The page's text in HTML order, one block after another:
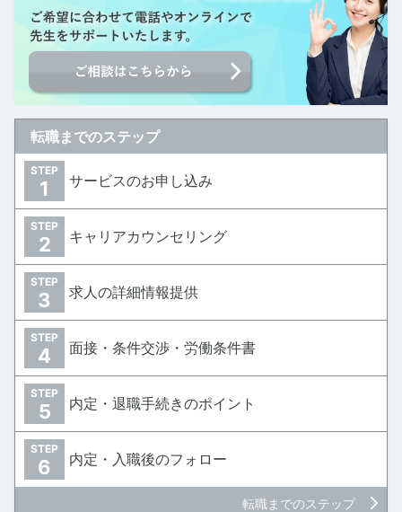
転職までのステップ
STEP
1 サービスのお申し込み
STEP
2 キャリアカウンセリング
STEP
3 求人の詳細情報提供
STEP
4 面接・条件交渉・労働条件書
STEP
5 内定・退職手続きのポイント
STEP
6 内定・入職後のフォロー
転職までのステップ